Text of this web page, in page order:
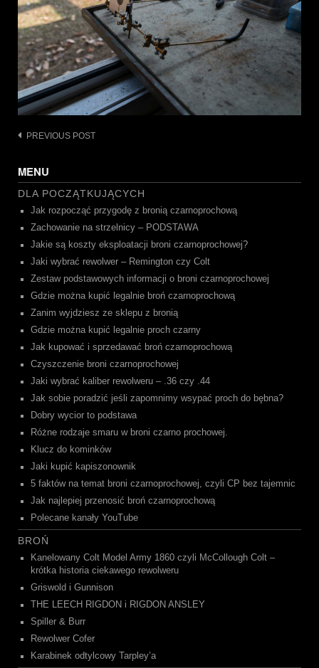
Post
PREVIOUS POST
MENU
DLA POCZĄTKUJĄCYCH
Jak rozpocząć przygodę z bronią czarnoprochową
Zachowanie na strzelnicy – PODSTAWA
Jakie są koszty eksploatacji broni czarnoprochowej?
Jaki wybrać rewolwer – Remington czy Colt
Zestaw podstawowych informacji o broni czarnoprochowej
Gdzie można kupić legalnie broń czarnoprochową
Zanim wyjdziesz ze sklepu z bronią
Gdzie można kupić legalnie proch czarny
Jak kupować i sprzedawać broń czarnoprochową
Czyszczenie broni czarnoprochowej
Jaki wybrać kaliber rewolweru – .36 czy .44
Jak sobie poradzić jeśli zapomnimy wsypać proch do bębna?
Dobry wycior to podstawa
Różne rodzaje smaru w broni czarno prochowej.
Klucz do kominków
Jaki kupić kapiszonownik
5 faktów na temat broni czarnoprochowej, czyli CP bez tajemnic
Jak najlepiej przenosić broń czarnoprochową
Polecane kanały YouTube
BROŃ
Kanelowany Colt Model Army 1860 czyli McCollough Colt –
krótka historia ciekawego rewolweru
Griswold i Gunnison
THE LEECH RIGDON i RIGDON ANSLEY
Spiller & Burr
Rewolwer Cofer
Karabinek odtylcowy Tarpley’a